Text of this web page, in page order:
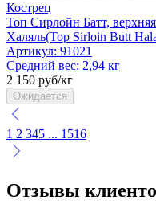
Кострец
Топ Сирлойн Батт, верхняя
Халяль(Top Sirloin Butt
Артикул: 91021
Средний вес: 2,94 кг
2 150 руб/кг
Ожидается
1 2 345 ... 1516
Отзывы